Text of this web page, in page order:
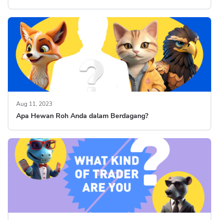
Aug 11, 2023
Apa Hewan Roh Anda dalam Berdagang?